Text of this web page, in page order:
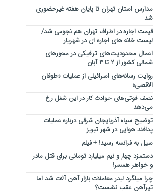
مدارس استان تهران تا پایان هفته غیرحضوری
شد
قیمت اجاره در اطراف تهران هم نجومی شد/
لیست خانه های اجاره ای در شهریار
اعمال محدودیت‌های ترافیکی در محورهای
شمالی کشور از ۲ تا ۴ آبان
روایت رسانه‌های اسرائیلی از عملیات «طوفان
الاقصی»
نصف فوتی‌های حوادث کار در این شغل رخ
می‌دهد
توضیح سپاه آذربایجان شرقی درباره عملیات
پدافند هوایی در شهر تبریز
سیل به فرانسه رسید! + فیلم
دستمزد چهار و نیم میلیارد تومانی برای قتل مادر
و خواهر همسر!
چرا میلگرد لیدر معاملات بازار آهن آلات شد اما
تیرآهن عقب نشست؟